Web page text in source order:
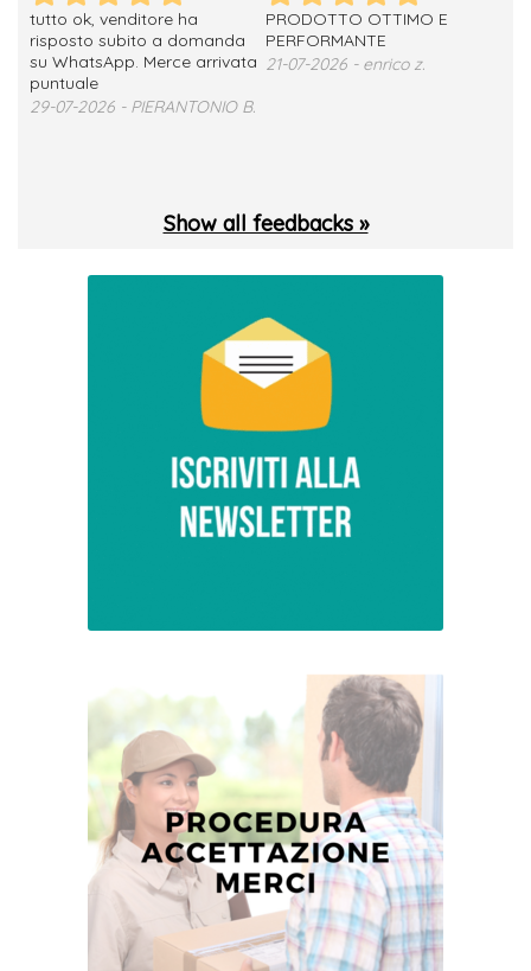
tutto ok, venditore ha
risposto subito a domanda
su WhatsApp. Merce arrivata
puntuale
29-07-2026 - PIERANTONIO B.
PRODOTTO OTTIMO E
PERFORMANTE
21-07-2026 - enrico z.
Show all feedbacks »